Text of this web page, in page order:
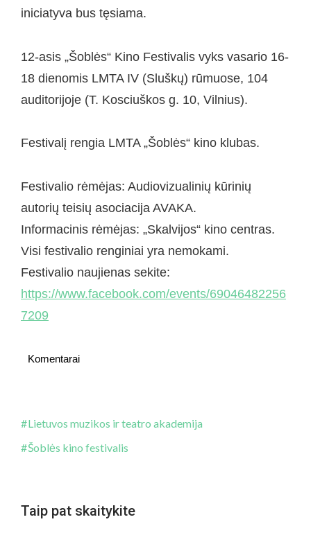
iniciatyva bus tęsiama.
12-asis „Šoblės“ Kino Festivalis vyks vasario 16-
18 dienomis LMTA IV (Sluškų) rūmuose, 104
auditorijoje (T. Kosciuškos g. 10, Vilnius).
Festivalį rengia LMTA „Šoblės“ kino klubas.
Festivalio rėmėjas: Audiovizualinių kūrinių
autorių teisių asociacija AVAKA.
Informacinis rėmėjas: „Skalvijos“ kino centras.
Visi festivalio renginiai yra nemokami.
Festivalio naujienas sekite:
https://www.facebook.com/events/69046482256
7209
Komentarai
Lietuvos muzikos ir teatro akademija
Šoblės kino festivalis
Taip pat skaitykite